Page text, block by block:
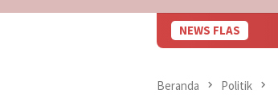
NEWS FLAS
Beranda Politik